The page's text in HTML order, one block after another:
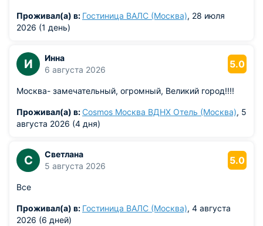
Проживал(а) в: Гостиница ВАЛС (Москва), 28 июля
2026 (1 день)
И
Инна
6 августа 2026
5.0
Москва- замечательный, огромный, Великий город!!!!
Проживал(а) в: Cosmos Москва ВДНХ Отель (Москва), 5
августа 2026 (4 дня)
С
Светлана
5 августа 2026
5.0
Все
Проживал(а) в: Гостиница ВАЛС (Москва), 4 августа
2026 (6 дней)